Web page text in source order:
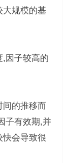
大规模的基
,因子较高的
间的推移而
子有效期,并
快会导致很